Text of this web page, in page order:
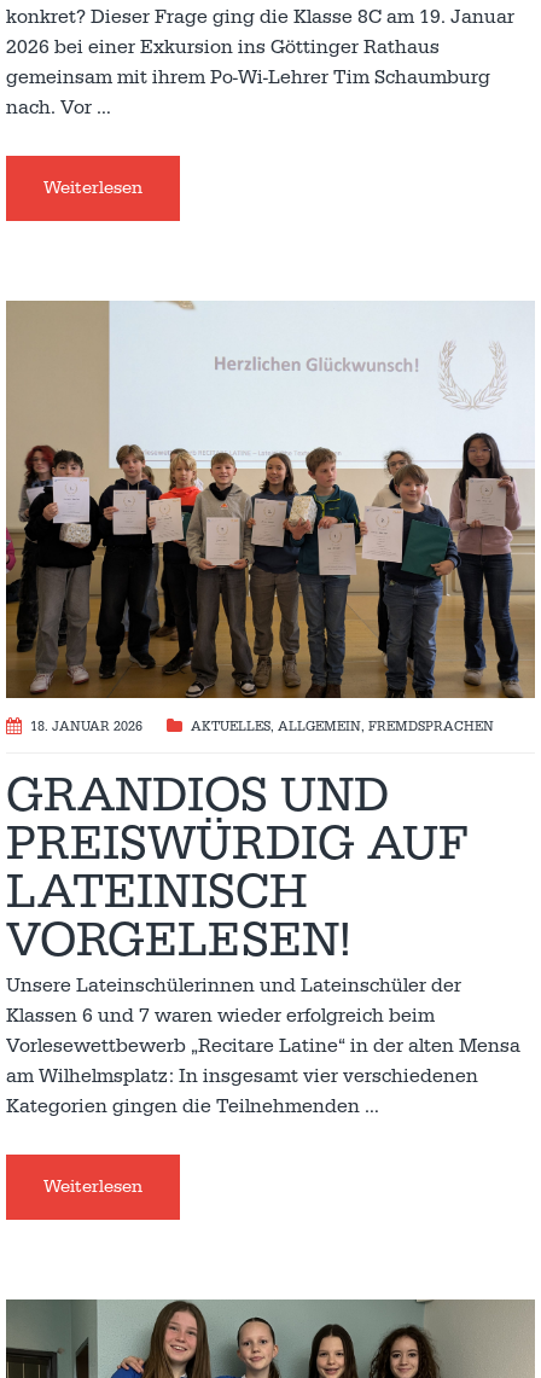
konkret? Dieser Frage ging die Klasse 8C am 19. Januar
2026 bei einer Exkursion ins Göttinger Rathaus
gemeinsam mit ihrem Po-Wi-Lehrer Tim Schaumburg
nach. Vor …
Weiterlesen
18. JANUAR 2026 AKTUELLES, ALLGEMEIN, FREMDSPRACHEN
GRANDIOS UND
PREISWÜRDIG AUF
LATEINISCH
VORGELESEN!
Unsere Lateinschülerinnen und Lateinschüler der
Klassen 6 und 7 waren wieder erfolgreich beim
Vorlesewettbewerb „Recitare Latine“ in der alten Mensa
am Wilhelmsplatz: In insgesamt vier verschiedenen
Kategorien gingen die Teilnehmenden …
Weiterlesen